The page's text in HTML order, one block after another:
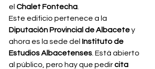
el Chalet Fontecha
Este edificio pertenece a la
Diputación Provincial de Albacete y
ahora es la sede del Instituto de
Estudios Albacetenses . Está abierto
al público, pero hay que pedir cita